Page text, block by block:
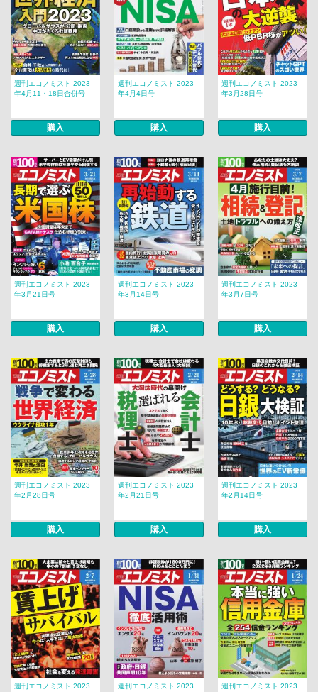
週刊エコノミスト 2023
年4月11・18日合併号
購入
週刊エコノミスト 2023
年4月4日号
購入
週刊エコノミスト 2023
年3月28日号
購入
週刊エコノミスト 2023
年3月21日号
購入
週刊エコノミスト 2023
年3月14日号
購入
週刊エコノミスト 2023
年3月7日号
購入
週刊エコノミスト 2023
年2月28日号
購入
週刊エコノミスト 2023
年2月21日号
購入
週刊エコノミスト 2023
年2月14日号
購入
週刊エコノミスト 2023 週刊エコノミスト 2023 週刊エコノミスト 2023